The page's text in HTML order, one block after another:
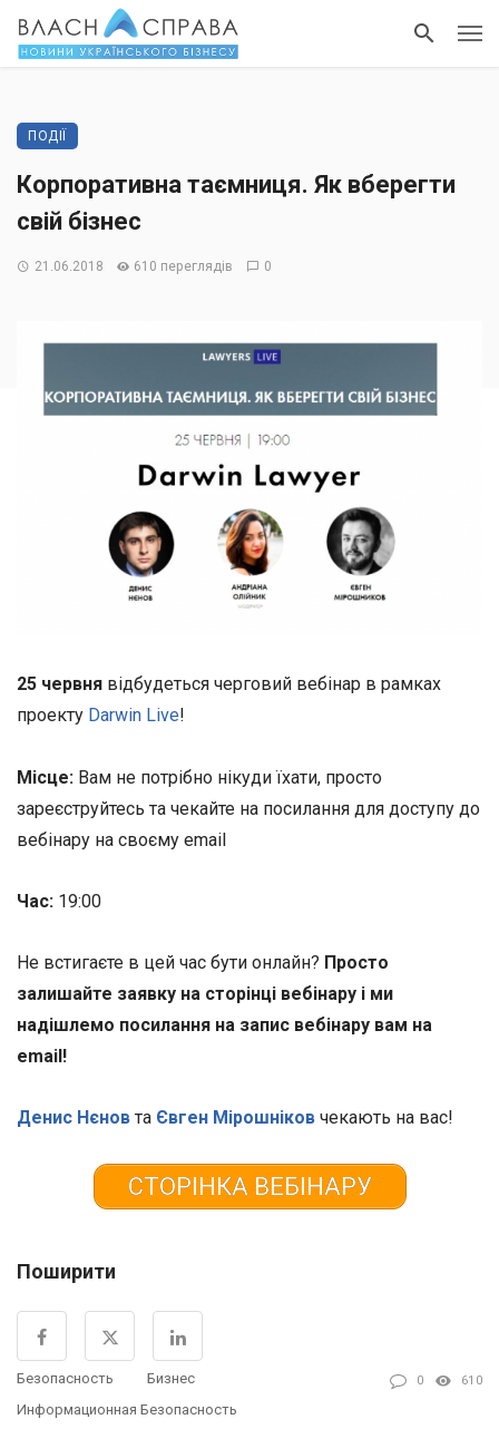
ПОДІЇ
Корпоративна таємниця. Як вберегти
свій бізнес
21.06.2018 610 переглядів 0
25 червня відбудеться черговий вебінар в рамках
проекту Darwin Live!
Місце: Вам не потрібно нікуди їхати, просто
зареєструйтесь та чекайте на посилання для доступу до
вебінару на своєму email
Час: 19:00
Не встигаєте в цей час бути онлайн? Просто
залишайте заявку на сторінці вебінару і ми
надішлемо посилання на запис вебінару вам на
email!
Денис Нєнов та Євген Мірошніков чекають на вас!
СТОРІНКА ВЕБІНАРУ
Поширити
Безопасность
Бизнес
Информационная Безопасность
0 610